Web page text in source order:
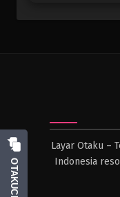
Layar Otaku –
Indonesia